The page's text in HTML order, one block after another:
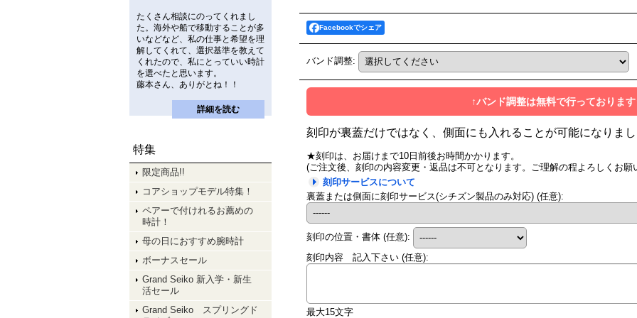
たくさん相談にのってくれまし
た。海外や船で移動することが多
いなどなど、私の仕事と希望を理
解してくれて、選択基準を教えて
くれたので、私にとっていい時計
を選べたと思います。
藤本さん、ありがとね！！
詳細を読む
特集
限定商品!!
コアショップモデル特集！
ペアーで付けれるお薦めの
時計！
母の日におすすめ腕時計
ボーナスセール
Grand Seiko 新入学・新生
活セール
Grand Seiko スプリングド
Facebookでシェア
バンド調整:
↑バンド調整は無料で行っております
刻印が裏蓋だけではなく、側面にも入れることが可能になりまし
★刻印は、お届けまで10日前後お時間かかります。
(ご注文後、刻印の内容変更・返品は不可となります。ご理解の程よろしくお願
刻印サービスについて
裏蓋または側面に刻印サービス(シチズン製品のみ対応) (任意):
刻印の位置・書体 (任意):
刻印内容 記入下さい (任意):
最大15文字